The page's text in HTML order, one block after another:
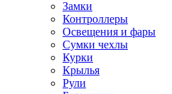
Замки
Контроллеры
Освещения и фары
Сумки чехлы
Курки
Крылья
Рули